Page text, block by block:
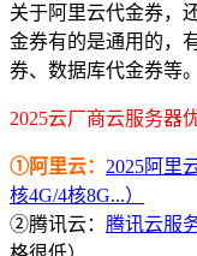
关于阿里云代金券，
金券有的是通用的，
券、数据库代金券等。
2025云厂商云服务器
①阿里云： 2025阿里
核4G/4核8G...）
②腾讯云： 腾讯云服